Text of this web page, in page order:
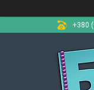
+380